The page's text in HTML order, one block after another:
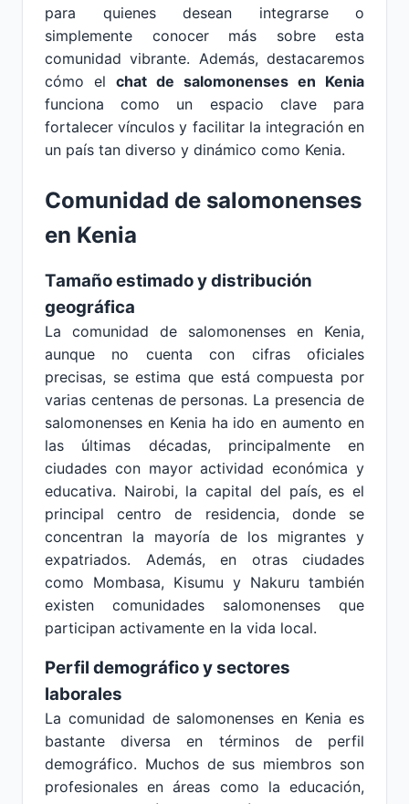
para quienes desean integrarse o
simplemente conocer más sobre esta
comunidad vibrante. Además, destacaremos
cómo el chat de salomonenses en Kenia
funciona como un espacio clave para
fortalecer vínculos y facilitar la integración en
un país tan diverso y dinámico como Kenia.
Comunidad de salomonenses
en Kenia
Tamaño estimado y distribución
geográfica
La comunidad de salomonenses en Kenia,
aunque no cuenta con cifras oficiales
precisas, se estima que está compuesta por
varias centenas de personas. La presencia de
salomonenses en Kenia ha ido en aumento en
las últimas décadas, principalmente en
ciudades con mayor actividad económica y
educativa. Nairobi, la capital del país, es el
principal centro de residencia, donde se
concentran la mayoría de los migrantes y
expatriados. Además, en otras ciudades
como Mombasa, Kisumu y Nakuru también
existen comunidades salomonenses que
participan activamente en la vida local.
Perfil demográfico y sectores
laborales
La comunidad de salomonenses en Kenia es
bastante diversa en términos de perfil
demográfico. Muchos de sus miembros son
profesionales en áreas como la educación,